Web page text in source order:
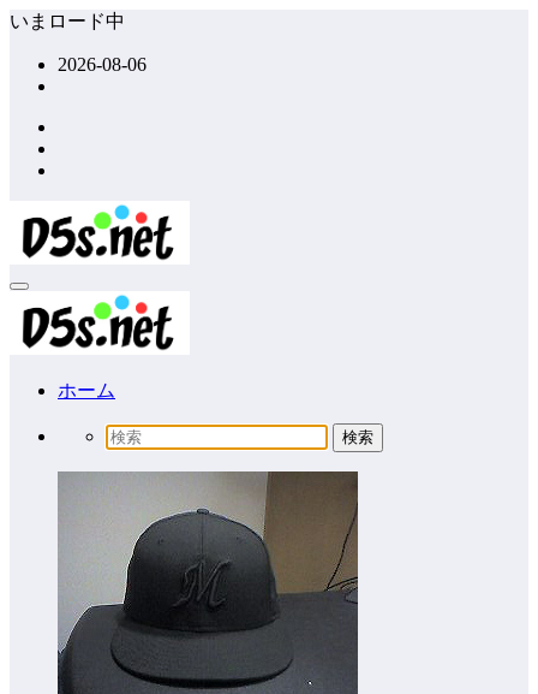
コ
ッ
プ
いまロード中
2026-08-06
ホーム